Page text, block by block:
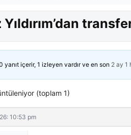
yanıt içerir, 1 izleyen vardır ve en son 2 ay 1
(toplam 1)
10:53 pm